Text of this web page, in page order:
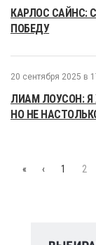
КАРЛОС САЙНС:
ПОБЕДУ
20 сентября 2025 в
ЛИАМ ЛОУСОН:
НО НЕ
« ‹ 1 2